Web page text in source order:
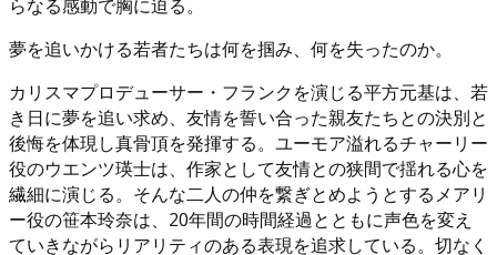
らなる感動で胸に迫る。
夢を追いかける若者たちは何を掴み、何を失ったのか。
カリスマプロデューサー・フランクを演じる平方元基は、若
き日に夢を追い求め、友情を誓い合った親友たちとの決別と
後悔を体現し真骨頂を発揮する。ユーモア溢れるチャーリー
役のウエンツ瑛士は、作家として友情との狭間で揺れる心を
繊細に演じる。そんな二人の仲を繋ぎとめようとするメアリ
ー役の笹本玲奈は、20年間の時間経過とともに声色を変え
ていきながらリアリティのある表現を追求している。切なく